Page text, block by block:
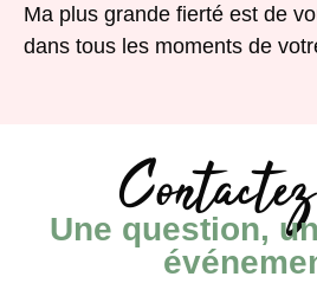
Ma plus grande fierté est de
dans tous les moments de
Une question,